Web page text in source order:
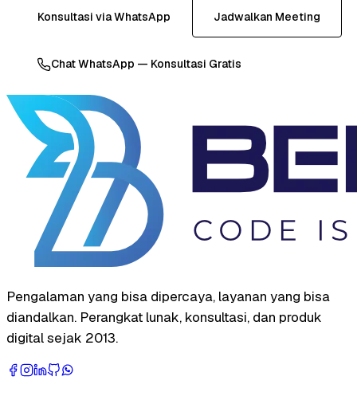
Konsultasi via WhatsApp Jadwalkan Meeting
Chat WhatsApp — Konsultasi Gratis
Pengalaman yang bisa dipercaya, layanan yang bisa
diandalkan. Perangkat lunak, konsultasi, dan produk
digital sejak 2013.